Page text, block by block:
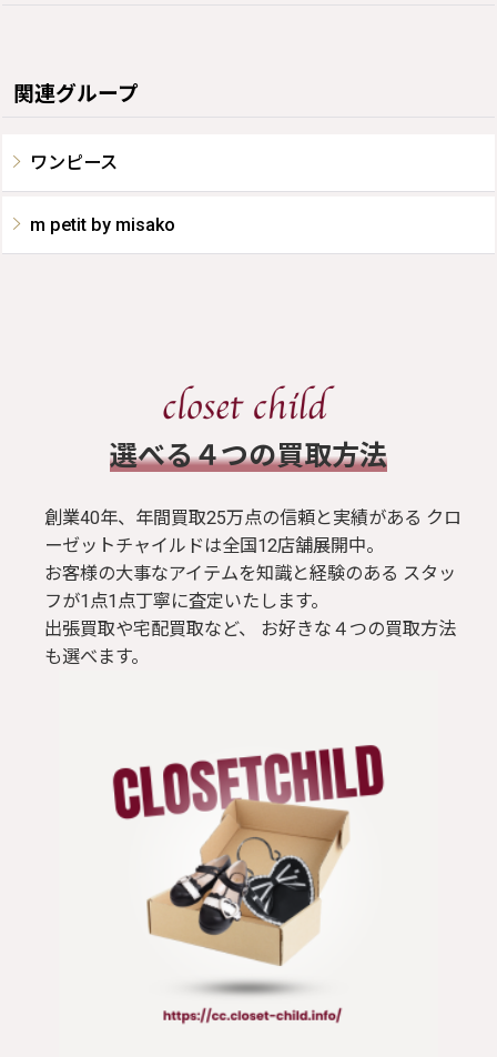
関連グループ
ワンピース
m petit by misako
​選べる４つの買取方法
創業40年、年間買取25万点の信頼と実績がある クロ
ーゼットチャイルドは全国12店舗展開中。
お客様の大事なアイテムを知識と経験のある スタッ
フが1点1点丁寧に査定いたします。
出張買取や宅配買取など、 お好きな４つの買取方法
も選べます。